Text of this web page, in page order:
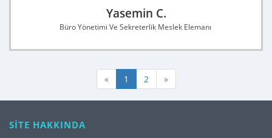
Yasemin C.
Büro Yönetimi Ve Sekreterlik Meslek Elemanı
« 1 2 »
SİTE HAKKINDA